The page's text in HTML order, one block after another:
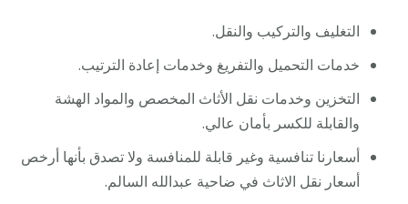
التغليف والتركيب والنقل.
خدمات التحميل والتفريغ وخدمات إعادة الترتيب.
التخزين وخدمات نقل الأثاث المخصص والمواد الهشة
والقابلة للكسر بأمان عالي.
أسعارنا تنافسية وغير قابلة للمنافسة ولا تصدق بأنها أرخص
أسعار نقل الاثاث في ضاحية عبدالله السالم.